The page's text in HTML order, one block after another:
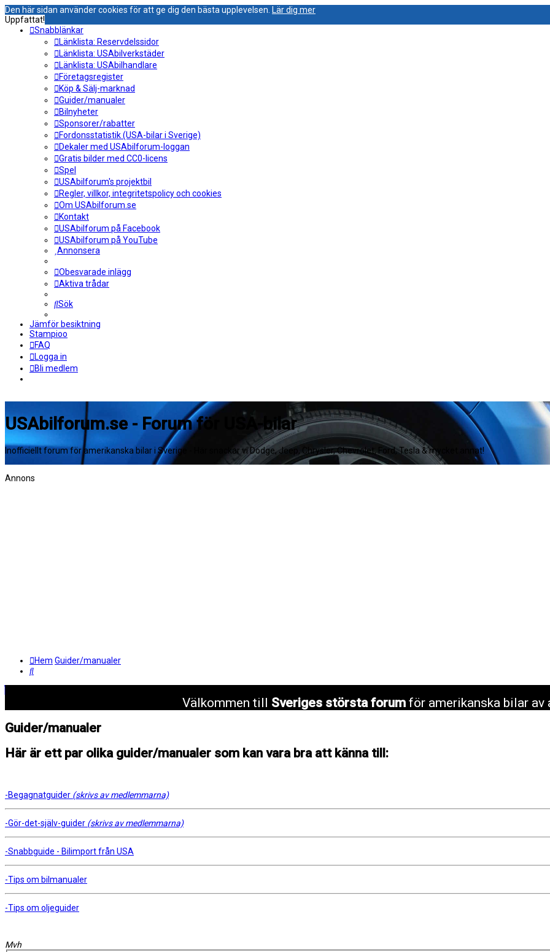
Den här sidan använder cookies för att ge dig den bästa upplevelsen. Lär dig mer
Uppfattat!
Snabblänkar
Länklista: Reservdelssidor
Länklista: USAbilverkstäder
Länklista: USAbilhandlare
Företagsregister
Köp & Sälj-marknad
Guider/manualer
Bilnyheter
Sponsorer/rabatter
Fordonsstatistik (USA-bilar i Sverige)
Dekaler med USAbilforum-loggan
Gratis bilder med CC0-licens
Spel
USAbilforum's projektbil
Regler, villkor, integritetspolicy och cookies
Om USAbilforum.se
Kontakt
USAbilforum på Facebook
USAbilforum på YouTube
Annonsera
Obesvarade inlägg
Aktiva trådar
Sök
Jämför besiktning
Stampioo
FAQ
Logga in
Bli medlem
USAbilforum.se - Forum för USA-bilar
Inofficiellt forum för amerikanska bilar i Sverige - Här snackar vi Dodge, Jeep, Chrysler, Chevrolet, Ford, Tesla & mycket annat!
Annons
Hem Guider/manualer
Sök
Välkommen till Sveriges största forumför amerikanska bilar av
Guider/manualer
Här är ett par olika guider/manualer som kan vara bra att känna till:
-Begagnatguider (skrivs av medlemmarna)
-Gör-det-själv-guider (skrivs av medlemmarna)
-Snabbguide - Bilimport från USA
-Tips om bilmanualer
-Tips om oljeguider
Mvh